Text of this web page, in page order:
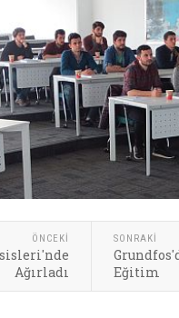
ÖNCEKI
Ağırladı
SONRAKI
Eğitim